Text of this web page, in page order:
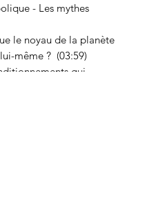
- Les mythes
le noyau de la planète
même ? (03:59)
qui